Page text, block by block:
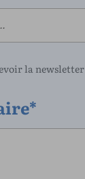
la newsletter